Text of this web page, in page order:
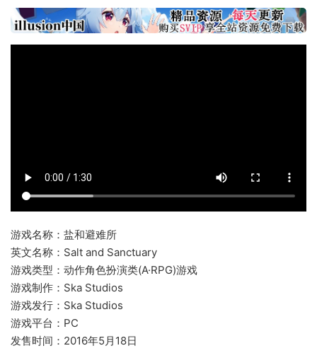
游戏名称：盐和避难所
英文名称：Salt and Sanctuary
游戏类型：动作角色扮演类(A·RPG)游戏
游戏制作：Ska Studios
游戏发行：Ska Studios
游戏平台：PC
发售时间：2016年5月18日